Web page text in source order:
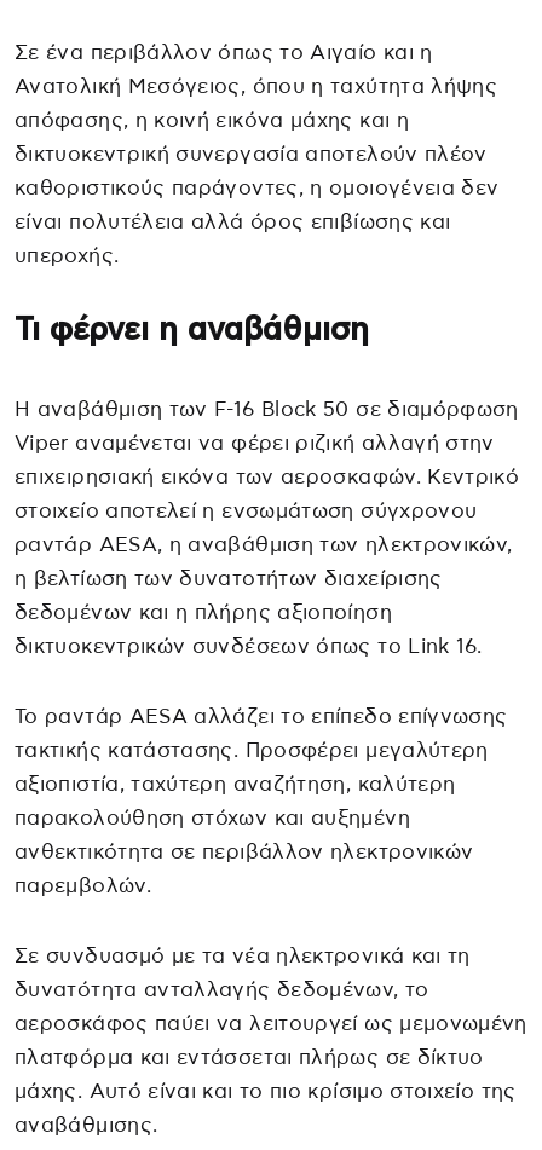
Σε ένα περιβάλλον όπως το Αιγαίο και η
Ανατολική Μεσόγειος, όπου η ταχύτητα λήψης
απόφασης, η κοινή εικόνα μάχης και η
δικτυοκεντρική συνεργασία αποτελούν πλέον
καθοριστικούς παράγοντες, η ομοιογένεια δεν
είναι πολυτέλεια αλλά όρος επιβίωσης και
υπεροχής.
Τι φέρνει η αναβάθμιση
Η αναβάθμιση των F-16 Block 50 σε διαμόρφωση
Viper αναμένεται να φέρει ριζική αλλαγή στην
επιχειρησιακή εικόνα των αεροσκαφών. Κεντρικό
στοιχείο αποτελεί η ενσωμάτωση σύγχρονου
ραντάρ AESA, η αναβάθμιση των ηλεκτρονικών,
η βελτίωση των δυνατοτήτων διαχείρισης
δεδομένων και η πλήρης αξιοποίηση
δικτυοκεντρικών συνδέσεων όπως το Link 16.
Το ραντάρ AESA αλλάζει το επίπεδο επίγνωσης
τακτικής κατάστασης. Προσφέρει μεγαλύτερη
αξιοπιστία, ταχύτερη αναζήτηση, καλύτερη
παρακολούθηση στόχων και αυξημένη
ανθεκτικότητα σε περιβάλλον ηλεκτρονικών
παρεμβολών.
Σε συνδυασμό με τα νέα ηλεκτρονικά και τη
δυνατότητα ανταλλαγής δεδομένων, το
αεροσκάφος παύει να λειτουργεί ως μεμονωμένη
πλατφόρμα και εντάσσεται πλήρως σε δίκτυο
μάχης. Αυτό είναι και το πιο κρίσιμο στοιχείο της
αναβάθμισης.